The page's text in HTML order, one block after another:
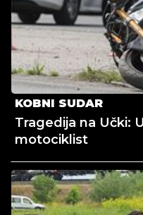
KOBNI SUDAR
Tragedija na Učki:
motociklist